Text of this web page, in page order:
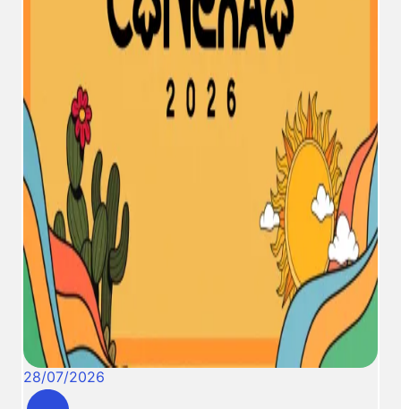
28/07/2026